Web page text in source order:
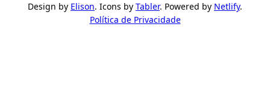
Design by Elison. Icons by Tabler. Powered by Netlify.
Política de Privacidade